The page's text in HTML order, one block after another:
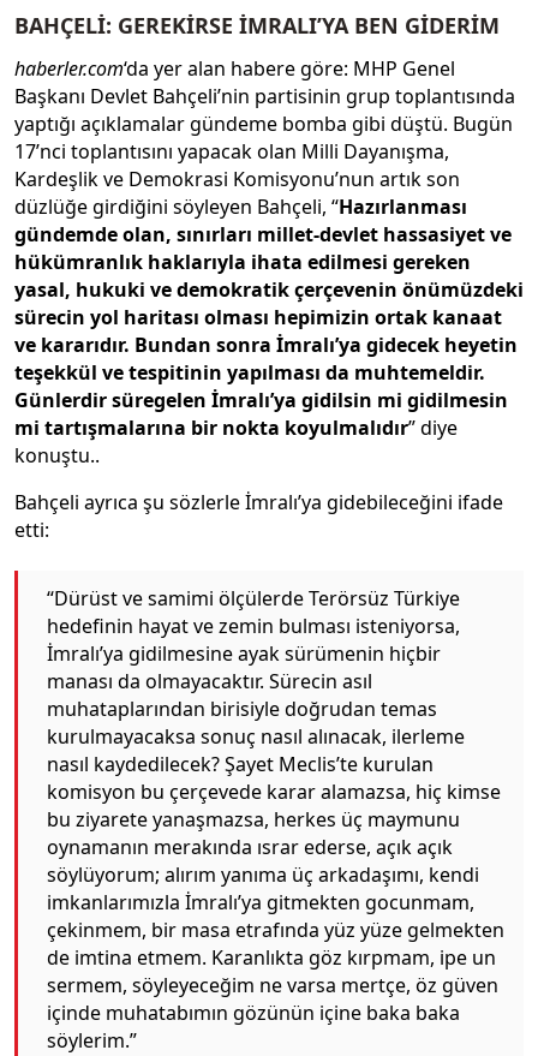
BAHÇELİ: GEREKİRSE İMRALI’YA BEN GİDERİM
haberler.com‘da yer alan habere göre: MHP Genel
Başkanı Devlet Bahçeli’nin partisinin grup toplantısında
yaptığı açıklamalar gündeme bomba gibi düştü. Bugün
17’nci toplantısını yapacak olan Milli Dayanışma,
Kardeşlik ve Demokrasi Komisyonu’nun artık son
düzlüğe girdiğini söyleyen Bahçeli, “Hazırlanması
gündemde olan, sınırları millet-devlet hassasiyet ve
hükümranlık haklarıyla ihata edilmesi gereken
yasal, hukuki ve demokratik çerçevenin önümüzdeki
sürecin yol haritası olması hepimizin ortak kanaat
ve kararıdır. Bundan sonra İmralı’ya gidecek heyetin
teşekkül ve tespitinin yapılması da muhtemeldir.
Günlerdir süregelen İmralı’ya gidilsin mi gidilmesin
mi tartışmalarına bir nokta koyulmalıdır” diye
konuştu..
Bahçeli ayrıca şu sözlerle İmralı’ya gidebileceğini ifade
etti:
“Dürüst ve samimi ölçülerde Terörsüz Türkiye
hedefinin hayat ve zemin bulması isteniyorsa,
İmralı’ya gidilmesine ayak sürümenin hiçbir
manası da olmayacaktır. Sürecin asıl
muhataplarından birisiyle doğrudan temas
kurulmayacaksa sonuç nasıl alınacak, ilerleme
nasıl kaydedilecek? Şayet Meclis’te kurulan
komisyon bu çerçevede karar alamazsa, hiç kimse
bu ziyarete yanaşmazsa, herkes üç maymunu
oynamanın merakında ısrar ederse, açık açık
söylüyorum; alırım yanıma üç arkadaşımı, kendi
imkanlarımızla İmralı’ya gitmekten gocunmam,
çekinmem, bir masa etrafında yüz yüze gelmekten
de imtina etmem. Karanlıkta göz kırpmam, ipe un
sermem, söyleyeceğim ne varsa mertçe, öz güven
içinde muhatabımın gözünün içine baka baka
söylerim.”